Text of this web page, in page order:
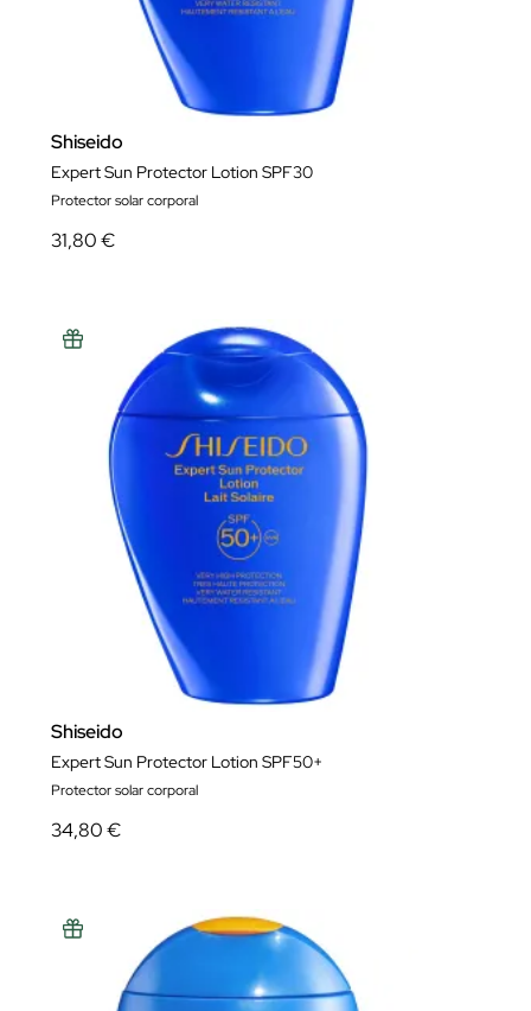
Shiseido
Expert Sun Protector Lotion SPF30
Protector solar corporal
31,80 €
Shiseido
Expert Sun Protector Lotion SPF50+
Protector solar corporal
34,80 €